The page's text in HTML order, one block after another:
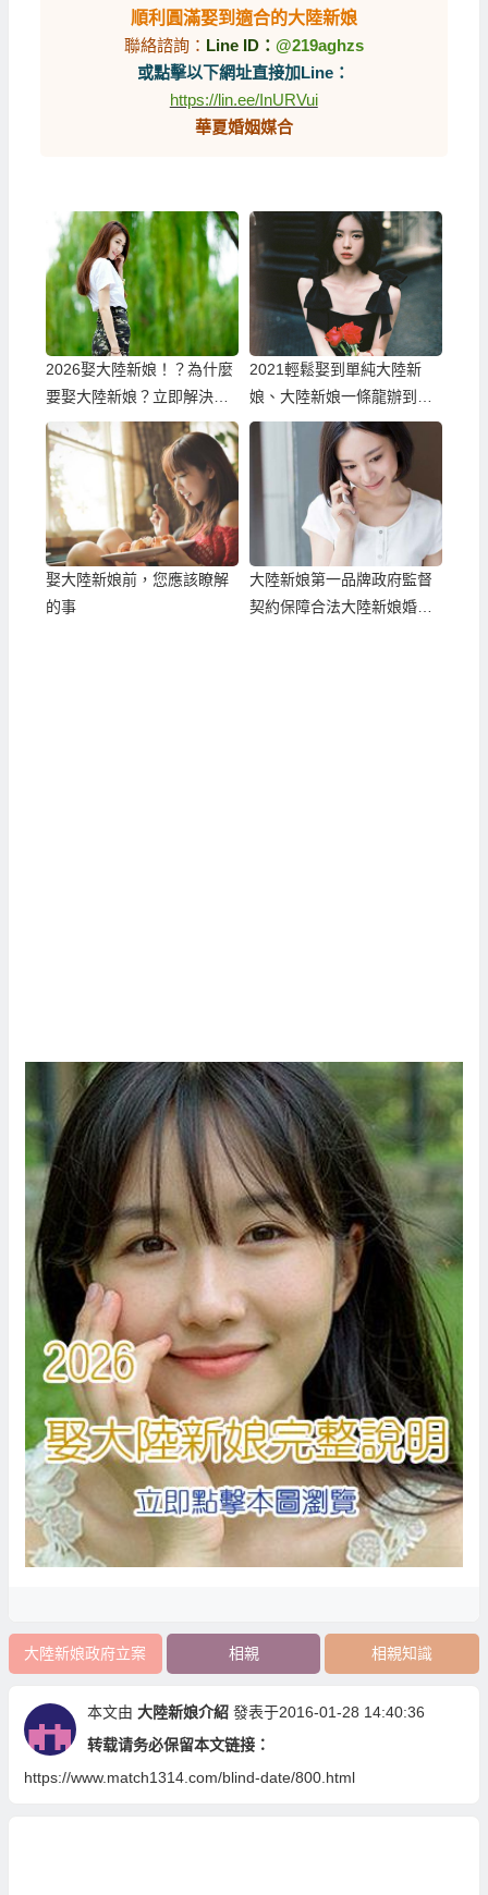
順利圓滿娶到適合的大陸新娘
聯絡諮詢： Line ID： @219aghzs
或點擊以下網址直接加Line：
https://lin.ee/InURVui
華夏婚姻媒合
2026娶大陸新娘！？為什麼
要娶大陸新娘？立即解決婚
姻困境！
2021輕鬆娶到單純大陸新
娘、大陸新娘一條龍辦到好
的大陸相親服務
娶大陸新娘前，您應該瞭解
的事
大陸新娘第一品牌政府監督
契約保障合法大陸新娘婚姻
大陸新娘政府立案 相親 相親知識
本文由 大陸新娘介紹 發表于2016-01-28 14:40:36
转载请务必保留本文链接：
https://www.match1314.com/blind-date/800.html